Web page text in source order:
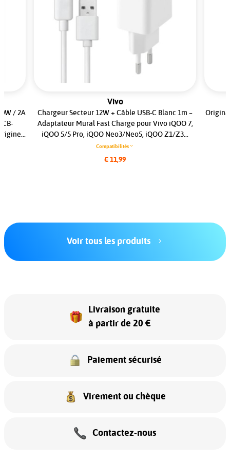
/ 2A
Vivo
Chargeur Secteur 12W + Câble USB-C Blanc 1m –
Adaptateur Mural Fast Charge pour Vivo iQOO 7,
iQOO 5/5 Pro, iQOO Neo3/Neo5, iQOO Z1/Z3...
Compatibilités
€ 11,99
Voir tous les produits
Livraison gratuite
à partir de 20 €
Paiement sécurisé
Virement ou chèque
Contactez-nous